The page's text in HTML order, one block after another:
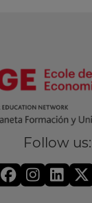
Follow us: